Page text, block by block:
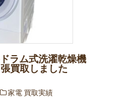
ラム式洗濯乾燥機
買取しました
家電 買取実績